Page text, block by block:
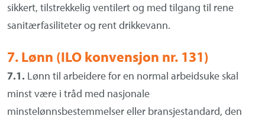
sikkert, tilstrekkelig ventilert og med tilgang til rene
sanitærfasiliteter og rent drikkevann.
7. Lønn (ILO konvensjon nr. 131)
7.1. Lønn til arbeidere for en normal arbeidsuke skal
minst være i tråd med nasjonale
minstelønnsbestemmelser eller bransjestandard, den